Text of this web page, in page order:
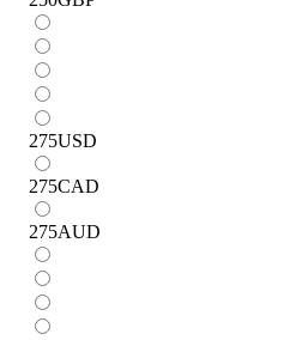
275USD
275CAD
275AUD